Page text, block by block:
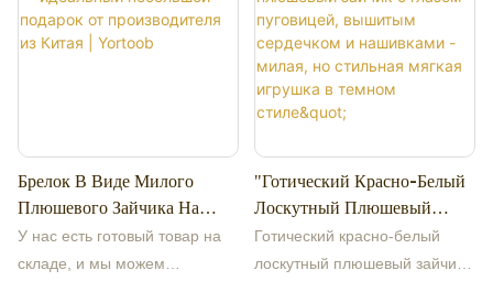
плюшевая игрушка-кролик
высотой 23 см весит 203 г, что
делает ее идеальной для
объятий и удобной для
переноски. У Мэй Мэй мягкая,
пушистая шерсть, приятная
на ощупь. Она одета в
стильную темно-синюю
курточку, украшенную
золотыми пуговицами, что
Брелок В Виде Милого
Плюшевого Зайчика На
Заказ — Идеальный
Небольшой Подарок От
У нас есть готовый товар на
складе, и мы можем
"Готический Красно-Белый
Лоскутный Плюшевый
Зайчик С Глазом-
Пуговицей, Вышитым
Готический красно-белый
лоскутный плюшевый зайчик